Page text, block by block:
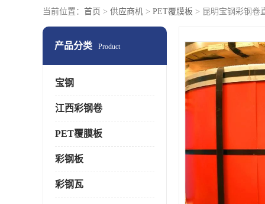
当前位置： 首页 > 供应商机 > PET覆膜板 > 昆明宝钢彩钢卷
产品分类 Product
宝钢
江西彩钢卷
PET覆膜板
彩钢板
彩钢瓦